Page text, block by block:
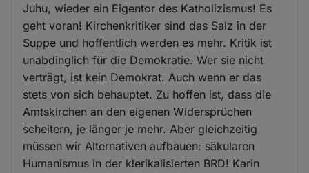
Juhu, wieder ein Eigentor des Katholizismus! Es
geht voran! Kirchenkritiker sind das Salz in der
Suppe und hoffentlich werden es mehr. Kritik ist
unabdinglich für die Demokratie. Wer sie nicht
verträgt, ist kein Demokrat. Auch wenn er das
stets von sich behauptet. Zu hoffen ist, dass die
Amtskirchen an den eigenen Widersprüchen
scheitern, je länger je mehr. Aber gleichzeitig
müssen wir Alternativen aufbauen: säkularen
Humanismus in der klerikalisierten BRD! Karin